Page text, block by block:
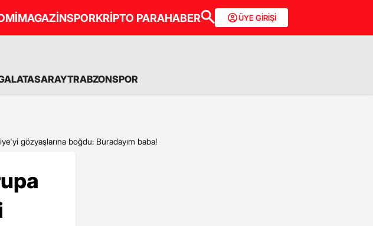
MAGAZİNSPORKRİPTO PARAHABER ÜYE GİRİŞİ
TRABZONSPOR
gözyaşlarına boğdu: Buradayım baba!